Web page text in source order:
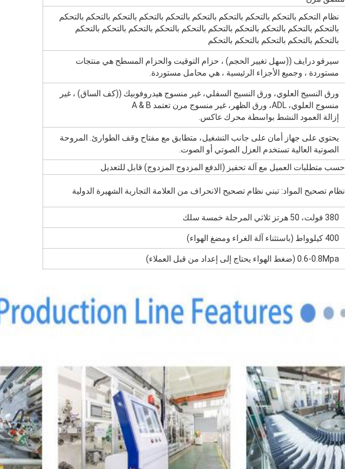
نظام التحكم بالتحكم بالتحكم بالتحكم بالتحكم بالتحكم بالتحكم بالتحكم بالتحكم بالتحكم
بالتحكم بالتحكم بالتحكم بالتحكم بالتحكم بالتحكم بالتحكم بالتحكم بالتحكم بالتحكم
بالتحكم بالتحكم بالتحكم بالتحكم بالتحكم
سيرفو درايف ((سهل تغيير الحجم) ، حزام التوقيت والحزام المسطح هي منتجات
مستوردة ، وجميع الأجزاء الرئيسية ، هي محامل مستوردة.
ورق النسيج العلوي، ورق النسيج السفلي، غير منسوج هيدروفوبيك ((كف الساق) ، غير
منسوج العلوي، ADL، ورق الظهر، غير منسوج مرن تعتمد A & B
إزالة العمود النشط بواسطة محرك عاكس.
يحتوي على جهاز أمان على جانب التشغيل، متطابق مع مفتاح وقف الطوارئ. المروحة
الصوتية العالية تستخدم العزل الصوتي أو الصوت.
حسب متطلبات العميل مع آلة تحفيز (الدفع المزدوج المزدوج) قابل للتعديل
نظام تصحيح المواد: تبني نظام تصحيح الانحراف من العلامة التجارية الشهيرة الدولية
380 فولت، 50 هرتز ثلاثي المرحلة خمسة سلك
400 كيلوواط (باستثناء آلة الغراء ومضغ الهواء)
0.6-0.8Mpa (ضغط الهواء يحتاج إلى إعداد من قبل العملاء)